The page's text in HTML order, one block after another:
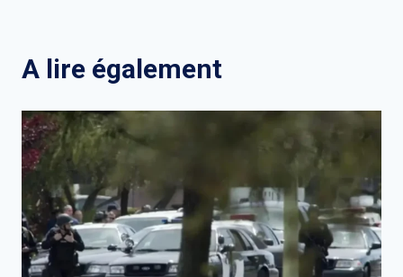
A lire également